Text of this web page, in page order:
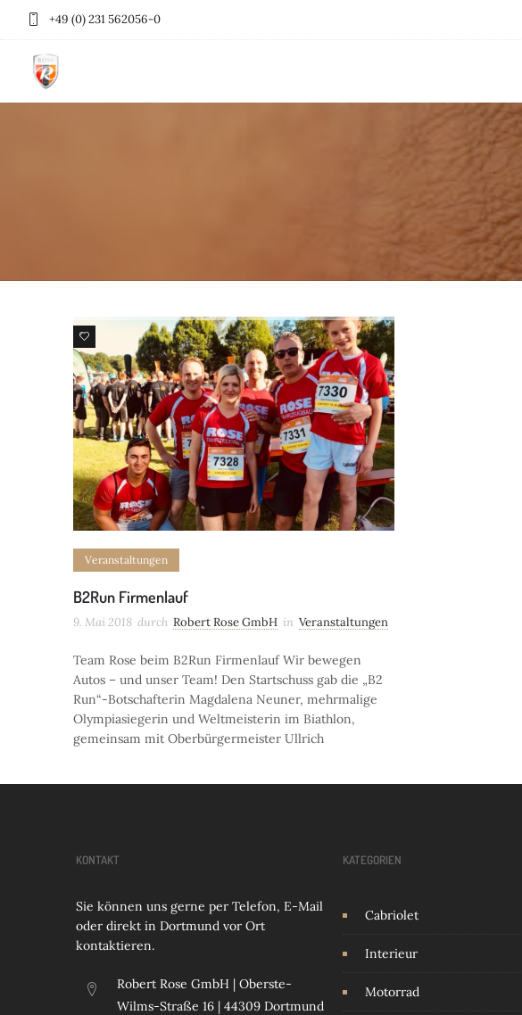
+49 (0) 231 562056-0
103
Veranstaltungen
B2Run Firmenlauf
9. Mai 2018 durch Robert Rose GmbH in Veranstaltungen
Team Rose beim B2Run Firmenlauf Wir bewegen
Autos – und unser Team! Den Startschuss gab die „B2
Run“-Botschafterin Magdalena Neuner, mehrmalige
Olympiasiegerin und Weltmeisterin im Biathlon,
gemeinsam mit Oberbürgermeister Ullrich
KONTAKT
Sie können uns gerne per Telefon, E-Mail
oder direkt in Dortmund vor Ort
kontaktieren.
Robert Rose GmbH | Oberste-
Wilms-Straße 16 | 44309 Dortmund
KATEGORIEN
Cabriolet
Interieur
Motorrad